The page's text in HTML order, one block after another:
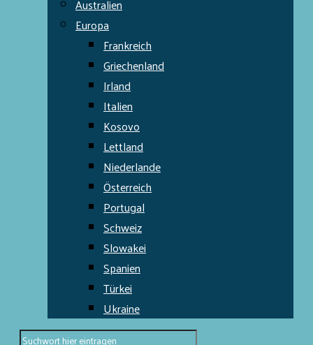
Australien
Europa
Frankreich
Griechenland
Irland
Italien
Kosovo
Lettland
Niederlande
Österreich
Portugal
Schweiz
Slowakei
Spanien
Türkei
Ukraine